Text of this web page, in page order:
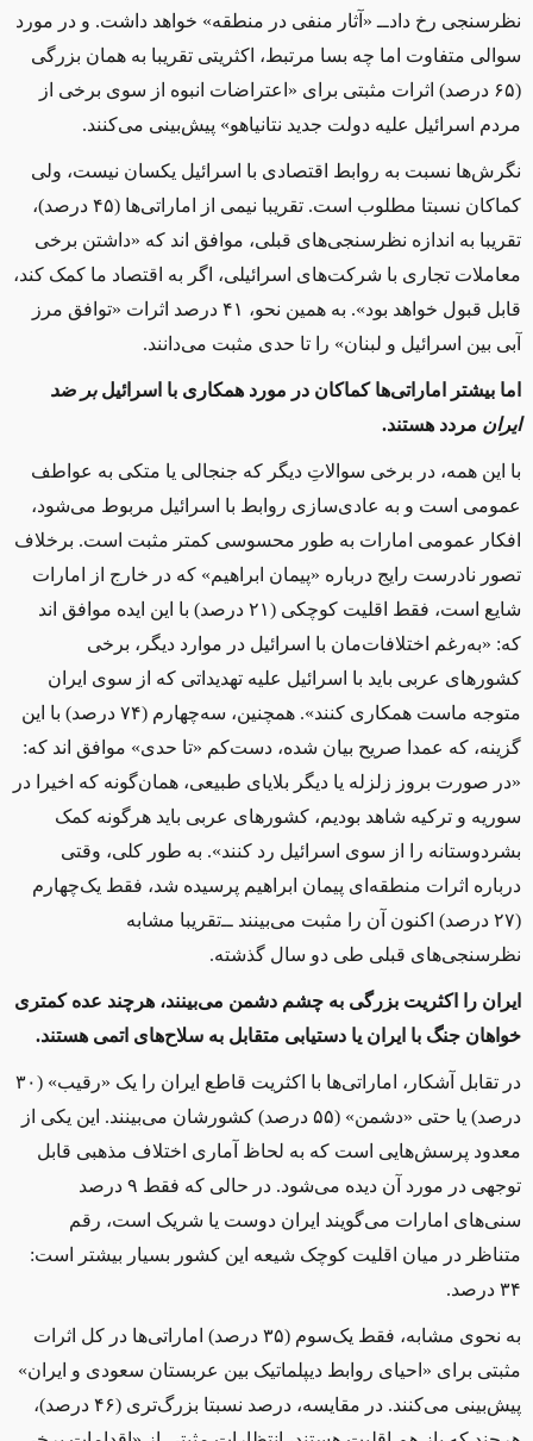
نظرسنجی رخ داد‌ــ‌ «آثار منفی در منطقه» خواهد داشت. و در مورد
سوالی متفاوت اما چه بسا مرتبط، اکثریتی تقریبا به همان بزرگی
(۶۵ درصد) اثرات مثبتی برای «اعتراضات انبوه از سوی برخی از
مردم اسرائیل علیه دولت جدید نتانیاهو» پیش‌بینی می‌کنند.
نگرش‌ها نسبت به روابط اقتصادی با اسرائیل یکسان نیست، ولی
کماکان نسبتا مطلوب است. تقریبا نیمی از اماراتی‌ها (۴۵ درصد)،
تقریبا به اندازه نظرسنجی‌های قبلی، موافق ‌اند که «داشتن برخی
معاملات تجاری با شرکت‌های اسرائیلی، اگر به اقتصاد ما کمک کند،
قابل قبول خواهد بود». به همین نحو، ۴۱ درصد اثرات «توافق مرز
آبی بین اسرائیل و لبنان» را تا حدی مثبت می‌دانند.
اما بیشتر اماراتی‌ها کماکان در مورد همکاری با اسرائیلبر ضد
ایران مردد هستند.
با این همه، در برخی سوالاتِ دیگر که جنجالی یا متکی به عواطف
عمومی است و به عادی‌سازی روابط با اسرائیل مربوط می‌شود،
افکار عمومی امارات به طور محسوسی کمتر مثبت است. برخلاف
تصور نادرست رایج درباره «پیمان ابراهیم» که در خارج از امارات
شایع است، فقط اقلیت کوچکی (۲۱ درصد) با این ایده موافق ‌اند
که: «به‌رغم اختلافات‌مان با اسرائیل در موارد دیگر، برخی
کشورهای عربی باید با اسرائیل علیه تهدیداتی که از سوی ایران
متوجه ماست همکاری کنند». همچنین، سه‌چهارم (۷۴ درصد) با این
گزینه، که عمدا صریح بیان شده، دست‌کم «تا حدی» موافق ‌اند که:
«در صورت بروز زلزله یا دیگر بلایای طبیعی، همان‌گونه که اخیرا در
سوریه و ترکیه شاهد بودیم، کشورهای عربی باید هرگونه کمک
بشردوستانه را از سوی اسرائیل رد کنند». به ‌طور کلی، وقتی
درباره اثرات منطقه‌ای پیمان ابراهیم پرسیده شد، فقط یک‌چهارم
(۲۷ درصد) اکنون آن را مثبت می‌بینند ‌ــ‌تقریبا مشابه
نظرسنجی‌های قبلی طی دو سال گذشته.
ایران را اکثریت بزرگی به چشم دشمن می‌بینند، هرچند عده کمتری
خواهان جنگ با ایران یا دستیابی متقابل به سلاح‌های اتمی هستند.
در تقابل آشکار، اماراتی‌ها با اکثریت قاطع ایران را یک «رقیب» (۳۰
درصد) یا حتی «دشمن» (۵۵ درصد) کشورشان می‌بینند. این یکی از
معدود پرسش‌هایی است که به ‌لحاظ آماری اختلاف مذهبی قابل
‌توجهی در مورد آن دیده می‌شود. در حالی که فقط ۹ درصد
سنی‌های امارات می‌گویند ایران دوست یا شریک است، رقم
متناظر در میان اقلیت کوچک شیعه این کشور بسیار بیشتر است:
۳۴ درصد.
به نحوی مشابه، فقط یک‌سوم (۳۵ درصد) اماراتی‌ها در کل اثرات
مثبتی برای «احیای روابط دیپلماتیک بین عربستان سعودی و ایران»
پیش‌بینی می‌کنند. در مقایسه، درصد نسبتا بزرگ‌تری (۴۶ درصد)،